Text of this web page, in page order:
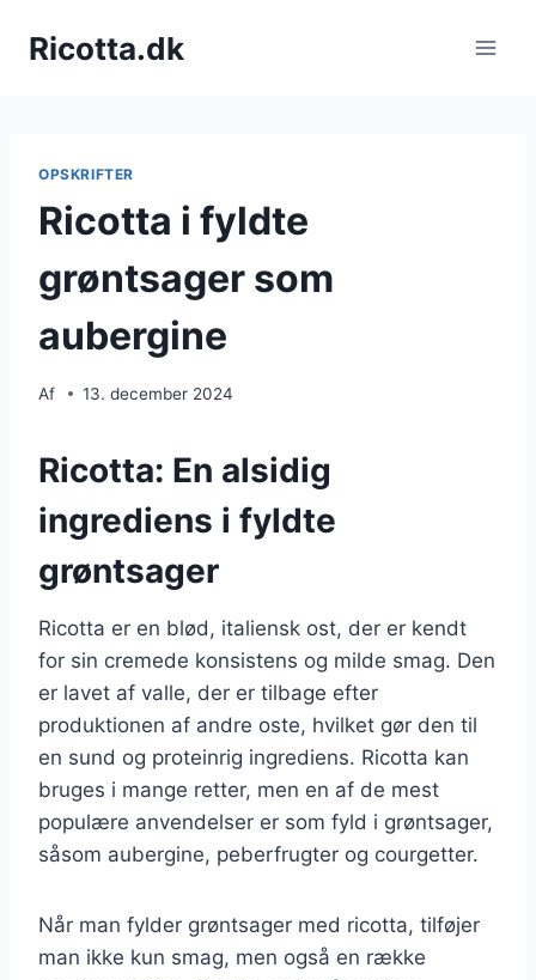
Ricotta.dk
OPSKRIFTER
Ricotta i fyldte
grøntsager som
aubergine
Af 13. december 2024
Ricotta: En alsidig
ingrediens i fyldte
grøntsager
Ricotta er en blød, italiensk ost, der er kendt
for sin cremede konsistens og milde smag. Den
er lavet af valle, der er tilbage efter
produktionen af andre oste, hvilket gør den til
en sund og proteinrig ingrediens. Ricotta kan
bruges i mange retter, men en af de mest
populære anvendelser er som fyld i grøntsager,
såsom aubergine, peberfrugter og courgetter.
Når man fylder grøntsager med ricotta, tilføjer
man ikke kun smag, men også en række